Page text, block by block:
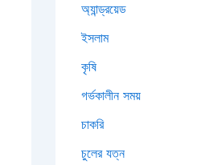
অ্যান্ড্রয়েড
ইসলাম
কৃষি
গর্ভকালীন সময়
চাকরি
চুলের যত্ন